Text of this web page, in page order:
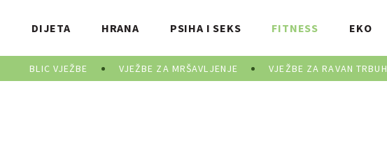
DIJETA HRANA PSIHA I SEKS FITNESS
BLIC VJEŽBE VJEŽBE ZA MRŠAVLJENJE VJEŽBE ZA RAVAN TRBUH
EKO